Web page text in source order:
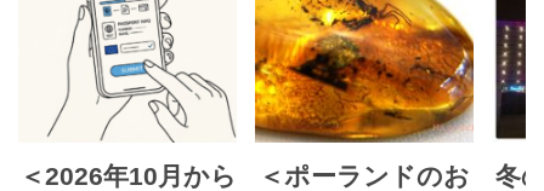
＜2026年10月から
＜ポーランドのお
冬